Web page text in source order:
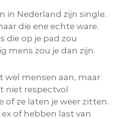
in Nederland zijn single.
die ene echte ware.
die op je pad zou
mens zou je dan zijn.
wel mensen aan, maar
niet respectvol
of ze laten je weer zitten.
of hebben last van